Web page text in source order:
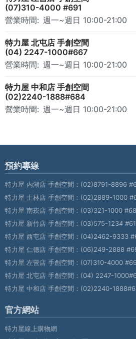
(07)310-4000 #691
營業時間: 週一~週日 10:00-21:00
特力屋 北屯店 手創空間
(04) 2247-1000#667
營業時間: 週一~週日 10:00-21:00
特力屋 中和店 手創空間
(02)2240-1888#684
營業時間: 週一~週日 10:00-21:00
預約專線
特力屋 內湖店 手創空間： (02)8791-8896
特力屋 士林店 手創空間： (02)2889-1000
特力屋 南崁店 手創空間： (03)321-1000
特力屋 新竹店 手創空間： (03)575-1234
特力屋 西屯店 手創空間： (04)2462-9333
特力屋 仁德店 手創空間： (06)249-2888
特力屋 左營店 手創空間： (07)310-4000
特力屋 北屯店 手創空間： (04) 2247-
特力屋 中和店 手創空間： (02)2240-
官方網站
特力屋線上購物網